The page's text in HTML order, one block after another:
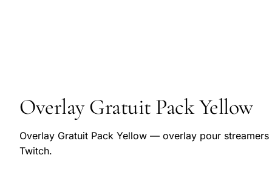
Overlay Gratuit Pack Yellow
Overlay Gratuit Pack Yellow — overlay pour streamers
Twitch.